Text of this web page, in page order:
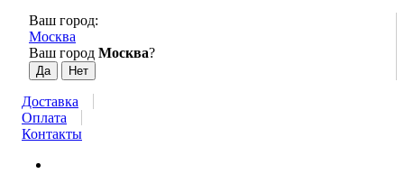
Ваш город:
Москва
Ваш город Москва?
Доставка
Оплата
Контакты